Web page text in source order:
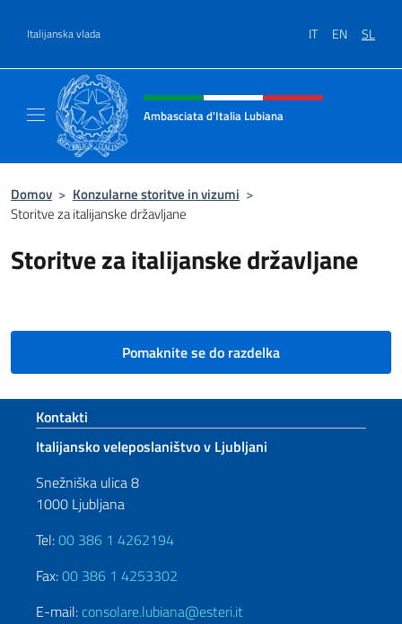
Italijanska vlada IT EN SL
Glava spletnega mesta,
Ambasciata d'Italia Lubiana
Domov > Konzularne storitve in vizumi >
Storitve za italijanske državljane
Storitve za italijanske državljane
Pomaknite se do razdelka
Footer section
Kontakti
Italijansko veleposlaništvo v Ljubljani
Snežniška ulica 8
1000 Ljubljana
Tel:00 386 1 4262194
Fax:00 386 1 4253302
E-mail: consolare.lubiana@esteri.it